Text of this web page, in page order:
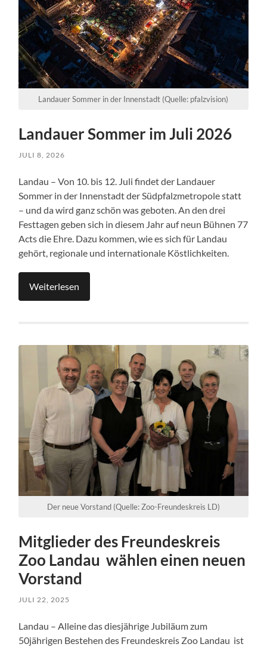
Landauer Sommer in der Innenstadt (Quelle: pfalzvision)
Landauer Sommer im Juli 2026
JULI 8, 2026
Landau – Von 10. bis 12. Juli findet der Landauer
Sommer in der Innenstadt der Südpfalzmetropole statt
– und da wird ganz schön was geboten. An den drei
Festtagen geben sich in diesem Jahr auf neun Bühnen 77
Acts die Ehre. Dazu kommen, wie es sich für Landau
gehört, regionale und internationale Köstlichkeiten.
Weiterlesen
Der neue Vorstand (Quelle: Zoo-Freundeskreis LD)
Mitglieder des Freundeskreis
Zoo Landau wählen einen neuen
Vorstand
JULI 22, 2025
Landau – Alleine das diesjährige Jubiläum zum
50jährigen Bestehen des Freundeskreis Zoo Landau ist